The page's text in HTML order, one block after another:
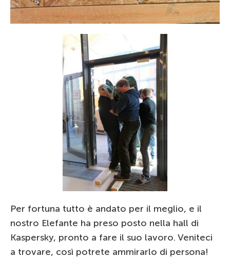
Per fortuna tutto è andato per il meglio, e il
nostro Elefante ha preso posto nella hall di
Kaspersky, pronto a fare il suo lavoro. Veniteci
a trovare, così potrete ammirarlo di persona!